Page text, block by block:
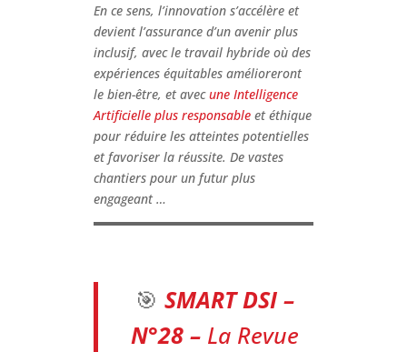
En ce sens, l’innovation s’accélère et
devient l’assurance d’un avenir plus
inclusif, avec le travail hybride où des
expériences équitables amélioreront
le bien-être, et avecune Intelligence
Artificielle plus responsableet éthique
pour réduire les atteintes potentielles
et favoriser la réussite. De vastes
chantiers pour un futur plus
engageant …
🎯 SMART DSI –
N°28– La Revue